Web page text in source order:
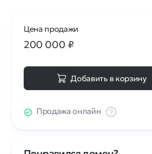
Цена продажи
200 000 ₽
Добавить в корзину
Продажа онлайн